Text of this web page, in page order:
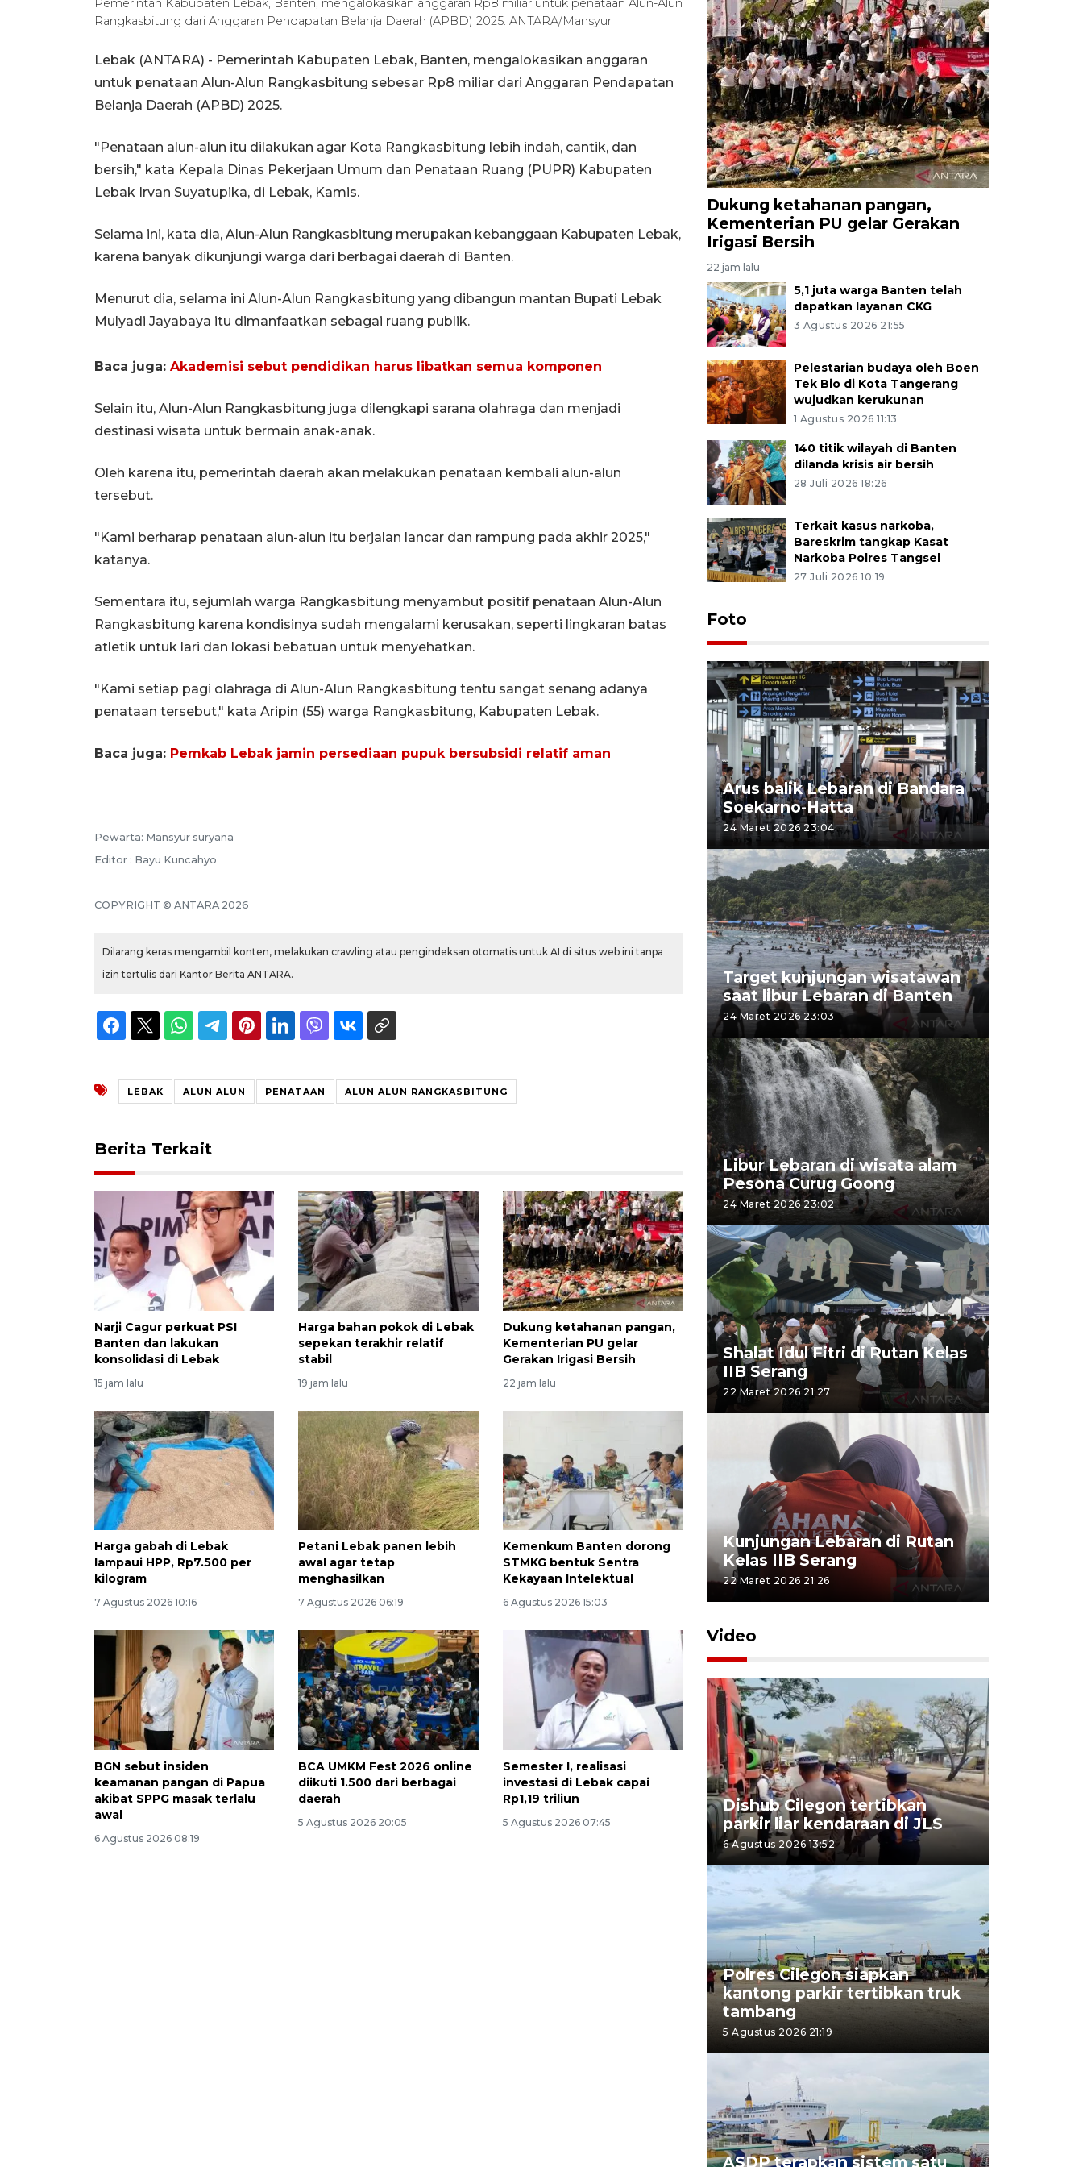
Pemerintah Kabupaten Lebak, Banten, mengalokasikan anggaran Rp8 miliar untuk penataan Alun-Alun
Rangkasbitung dari Anggaran Pendapatan Belanja Daerah (APBD) 2025. ANTARA/Mansyur
Lebak (ANTARA) - Pemerintah Kabupaten Lebak, Banten, mengalokasikan anggaran
untuk penataan Alun-Alun Rangkasbitung sebesar Rp8 miliar dari Anggaran Pendapatan
Belanja Daerah (APBD) 2025.
"Penataan alun-alun itu dilakukan agar Kota Rangkasbitung lebih indah, cantik, dan
bersih," kata Kepala Dinas Pekerjaan Umum dan Penataan Ruang (PUPR) Kabupaten
Lebak Irvan Suyatupika, di Lebak, Kamis.
Selama ini, kata dia, Alun-Alun Rangkasbitung merupakan kebanggaan Kabupaten Lebak,
karena banyak dikunjungi warga dari berbagai daerah di Banten.
Menurut dia, selama ini Alun-Alun Rangkasbitung yang dibangun mantan Bupati Lebak
Mulyadi Jayabaya itu dimanfaatkan sebagai ruang publik.
Baca juga: Akademisi sebut pendidikan harus libatkan semua komponen
Selain itu, Alun-Alun Rangkasbitung juga dilengkapi sarana olahraga dan menjadi
destinasi wisata untuk bermain anak-anak.
Oleh karena itu, pemerintah daerah akan melakukan penataan kembali alun-alun
tersebut.
"Kami berharap penataan alun-alun itu berjalan lancar dan rampung pada akhir 2025,"
katanya.
Sementara itu, sejumlah warga Rangkasbitung menyambut positif penataan Alun-Alun
Rangkasbitung karena kondisinya sudah mengalami kerusakan, seperti lingkaran batas
atletik untuk lari dan lokasi bebatuan untuk menyehatkan.
"Kami setiap pagi olahraga di Alun-Alun Rangkasbitung tentu sangat senang adanya
penataan tersebut," kata Aripin (55) warga Rangkasbitung, Kabupaten Lebak.
Baca juga: Pemkab Lebak jamin persediaan pupuk bersubsidi relatif aman
Pewarta: Mansyur suryana
Editor : Bayu Kuncahyo
COPYRIGHT © ANTARA 2026
Dilarang keras mengambil konten, melakukan crawling atau pengindeksan otomatis untuk AI di situs web ini tanpa
izin tertulis dari Kantor Berita ANTARA.
LEBAK ALUN ALUN PENATAAN ALUN ALUN RANGKASBITUNG
Berita Terkait
Narji Cagur perkuat PSI
Banten dan lakukan
konsolidasi di Lebak
15 jam lalu
Harga bahan pokok di Lebak
sepekan terakhir relatif
stabil
19 jam lalu
Dukung ketahanan pangan,
Kementerian PU gelar
Gerakan Irigasi Bersih
22 jam lalu
Harga gabah di Lebak
lampaui HPP, Rp7.500 per
kilogram
7 Agustus 2026 10:16
Petani Lebak panen lebih
awal agar tetap
menghasilkan
7 Agustus 2026 06:19
Kemenkum Banten dorong
STMKG bentuk Sentra
Kekayaan Intelektual
6 Agustus 2026 15:03
BGN sebut insiden
keamanan pangan di Papua
akibat SPPG masak terlalu
awal
6 Agustus 2026 08:19
BCA UMKM Fest 2026 online
diikuti 1.500 dari berbagai
daerah
5 Agustus 2026 20:05
Semester I, realisasi
investasi di Lebak capai
Rp1,19 triliun
5 Agustus 2026 07:45
Dukung ketahanan pangan,
Kementerian PU gelar Gerakan
Irigasi Bersih
22 jam lalu
5,1 juta warga Banten telah
dapatkan layanan CKG
3 Agustus 2026 21:55
Pelestarian budaya oleh Boen
Tek Bio di Kota Tangerang
wujudkan kerukunan
1 Agustus 2026 11:13
140 titik wilayah di Banten
dilanda krisis air bersih
28 Juli 2026 18:26
Terkait kasus narkoba,
Bareskrim tangkap Kasat
Narkoba Polres Tangsel
27 Juli 2026 10:19
Foto
Arus balik Lebaran di Bandara
Soekarno-Hatta
24 Maret 2026 23:04
Target kunjungan wisatawan
saat libur Lebaran di Banten
24 Maret 2026 23:03
Libur Lebaran di wisata alam
Pesona Curug Goong
24 Maret 2026 23:02
Shalat Idul Fitri di Rutan Kelas
IIB Serang
22 Maret 2026 21:27
Kunjungan Lebaran di Rutan
Kelas IIB Serang
22 Maret 2026 21:26
Video
Dishub Cilegon tertibkan
parkir liar kendaraan di JLS
6 Agustus 2026 13:52
Polres Cilegon siapkan
kantong parkir tertibkan truk
tambang
5 Agustus 2026 21:19
ASDP terapkan sistem satu